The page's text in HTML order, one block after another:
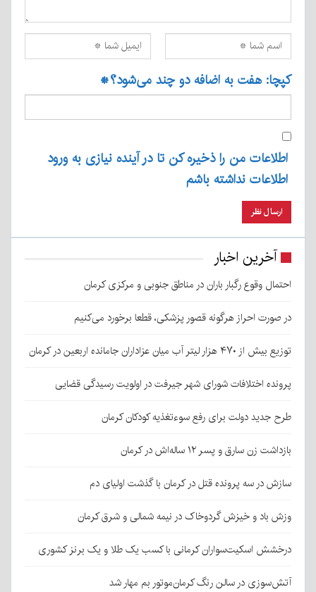
کپچا: هفت به اضافه دو چند می‌شود؟*
اطلاعات من را ذخیره کن تا در آینده نیازی به ورود
اطلاعات نداشته باشم
آخرین اخبار
احتمال وقوع رگبار باران در مناطق جنوبی و مرکزی کرمان
در صورت احراز هرگونه قصور پزشکی، قطعا برخورد می‌کنیم
توزیع بیش از ۴۷۰ هزار لیتر آب میان عزاداران جامانده اربعین در کرمان
پرونده اختلافات شورای شهر جیرفت در اولویت رسیدگی قضایی
طرح جدید دولت برای رفع سوءتغذیه کودکان کرمان
بازداشت زن سارق و پسر ۱۲ ساله‌اش در کرمان
سازش در سه پرونده قتل در کرمان با گذشت اولیای دم
وزش باد و خیزش گردوخاک در نیمه شمالی و شرق کرمان
درخشش اسکیت‌سواران کرمانی با کسب یک طلا و یک برنز کشوری
آتش‌سوزی در سالن رنگ کرمان‌موتور بم مهار شد